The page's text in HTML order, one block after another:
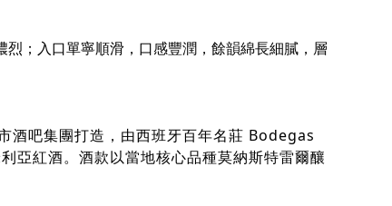
；入口單寧順滑，口感豐潤，餘韻綿長細膩，層
酒吧集團打造，由西班牙百年名莊 Bodegas
亞紅酒。酒款以當地核心品種莫納斯特雷爾釀